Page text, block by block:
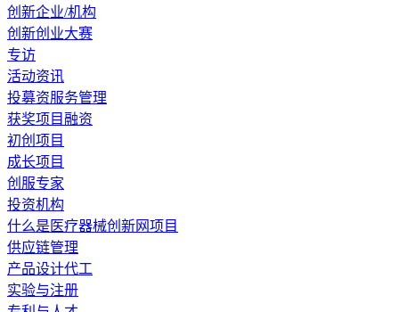
创新企业/机构
创新创业大赛
专访
活动资讯
投募资服务管理
获奖项目融资
初创项目
成长项目
创服专家
投资机构
什么是医疗器械创新网项目
供应链管理
产品设计代工
实验与注册